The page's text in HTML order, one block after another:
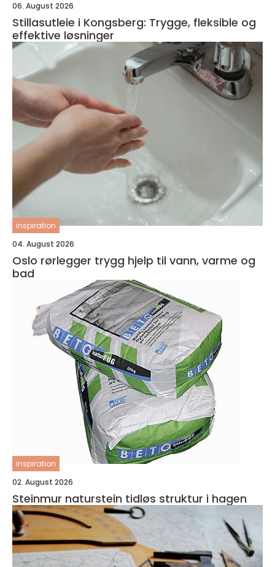
06. August 2026
Stillasutleie i Kongsberg: Trygge, fleksible og
effektive løsninger
inspiration
04. August 2026
Oslo rørlegger trygg hjelp til vann, varme og
bad
inspiration
02. August 2026
Steinmur naturstein tidløs struktur i hagen